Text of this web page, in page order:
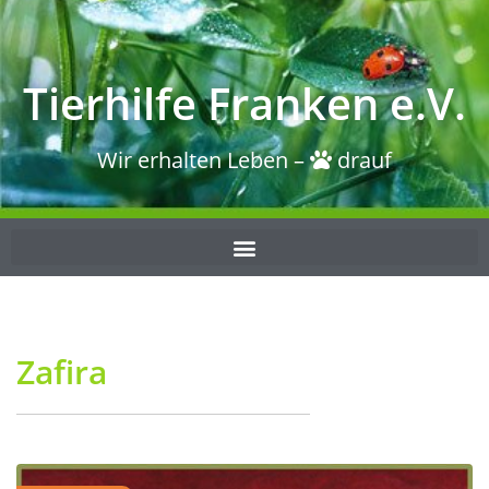
Tierhilfe Franken e.V.
Wir erhalten Leben – drauf
Zafira